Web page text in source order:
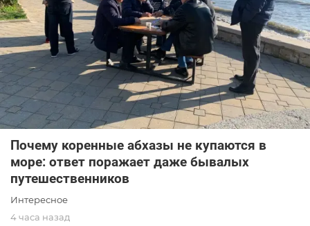
Почему коренные абхазы не купаются в
море: ответ поражает даже бывалых
путешественников
Интересное
4 часа назад